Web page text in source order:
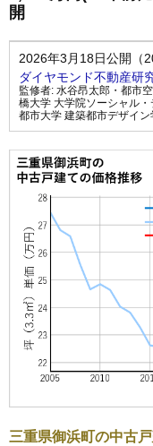
開
2026年3月18日公開（
ダイヤモンド不動産研
監修者: 水谷昂太郎・都市
橋大学 大学院ソーシャル
都市大学 建築都市デザイ
三重県御浜町の中古